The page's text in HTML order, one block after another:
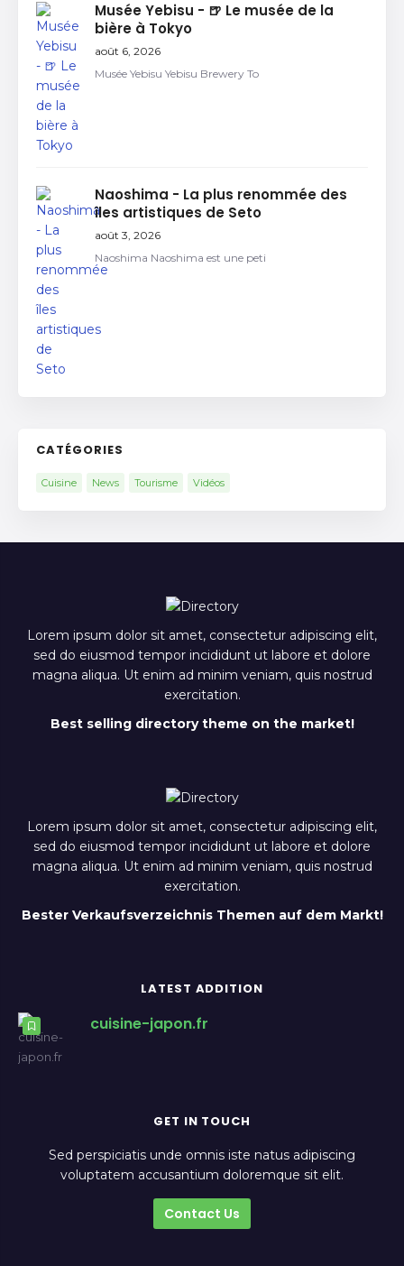
Musée Yebisu - 🍺 Le musée de la
bière à Tokyo
août 6, 2026
Musée Yebisu Yebisu Brewery To
Naoshima - La plus renommée des
îles artistiques de Seto
août 3, 2026
Naoshima Naoshima est une peti
CATÉGORIES
Cuisine News Tourisme Vidéos
Lorem ipsum dolor sit amet, consectetur adipiscing elit,
sed do eiusmod tempor incididunt ut labore et dolore
magna aliqua. Ut enim ad minim veniam, quis nostrud
exercitation.
Best selling directory theme on the market!
Lorem ipsum dolor sit amet, consectetur adipiscing elit,
sed do eiusmod tempor incididunt ut labore et dolore
magna aliqua. Ut enim ad minim veniam, quis nostrud
exercitation.
Bester Verkaufsverzeichnis Themen auf dem Markt!
LATEST ADDITION
cuisine-japon.fr
GET IN TOUCH
Sed perspiciatis unde omnis iste natus adipiscing
voluptatem accusantium doloremque sit elit.
Contact Us